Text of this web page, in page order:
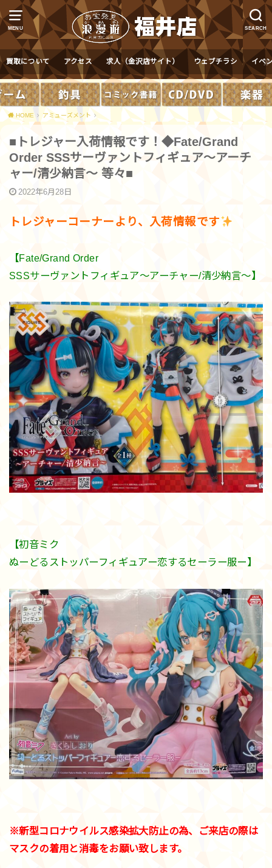
MENU SEARCH
買取について アクセス 求人（金沢店サイト） ウェブチラシ イベ
HOME アミューズメント
■トレジャー入荷情報です！◆Fate/Grand
Order SSSサーヴァントフィギュア～アーチ
ャー/清少納言～ 等々■
2022年6月28日
トレジャーコーナーより、入荷情報です
【Fate/Grand Order
SSSサーヴァントフィギュア～アーチャー/清少納言～】
【初音ミク
ぬーどるストッパーフィギュアー恋するセーラー服ー】
※新型コロナウイルス感染拡大防止の為、ご来店の際は
マスクの着用と消毒をお願い致します。